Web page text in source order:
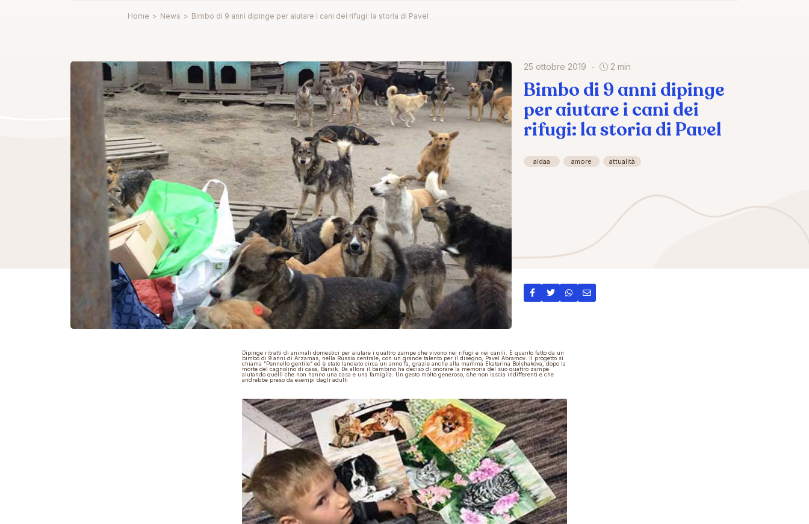
Home > News > Bimbo di 9 anni dipinge per aiutare i cani dei rifugi: la storia di Pavel
25 ottobre 2019 2 min
Bimbo di 9 anni dipinge
per aiutare i cani dei
rifugi: la storia di Pavel
aidaa amore attualità
Dipinge ritratti di animali domestici per aiutare i quattro zampe che vivono nei rifugi e nei canili. È quanto fatto da un
bimbo di 9 anni di Arzamas, nella Russia centrale, con un grande talento per il disegno, Pavel Abramov . Il progetto si
chiama “Pennello gentile” ed è stato lanciato circa un anno fa, grazie anche alla mamma Ekaterina Bolshakova , dopo la
morte del cagnolino di casa, Barsik . Da allora il bambino ha deciso di onorare la memoria del suo quattro zampe
aiutando quelli che non hanno una casa e una famiglia. Un gesto molto generoso, che non lascia indifferenti e che
andrebbe preso da esempi dagli adulti